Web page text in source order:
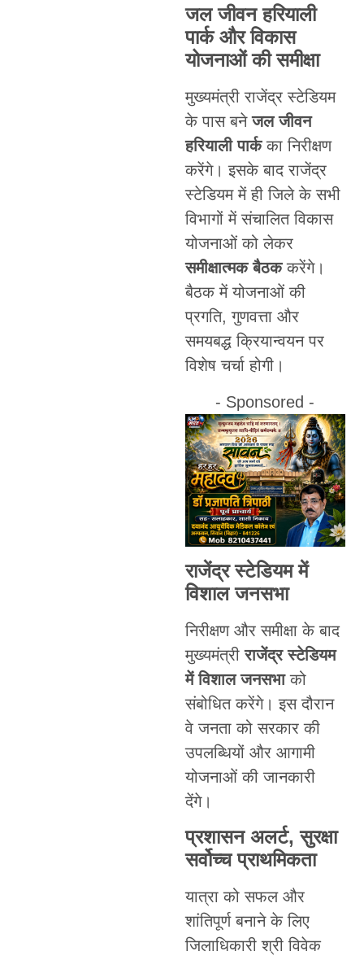
जल जीवन हरियाली
पार्क और विकास
योजनाओं की समीक्षा
मुख्यमंत्री राजेंद्र स्टेडियम
के पास बनेजल जीवन
हरियाली पार्कका निरीक्षण
करेंगे। इसके बाद राजेंद्र
स्टेडियम में ही जिले के सभी
विभागों में संचालित विकास
योजनाओं को लेकर
समीक्षात्मक बैठककरेंगे।
बैठक में योजनाओं की
प्रगति, गुणवत्ता और
समयबद्ध क्रियान्वयन पर
विशेष चर्चा होगी।
- Sponsored -
राजेंद्र स्टेडियम में
विशाल जनसभा
निरीक्षण और समीक्षा के बाद
मुख्यमंत्रीराजेंद्र स्टेडियम
में विशाल जनसभाको
संबोधित करेंगे। इस दौरान
वे जनता को सरकार की
उपलब्धियों और आगामी
योजनाओं की जानकारी
देंगे।
प्रशासन अलर्ट, सुरक्षा
सर्वोच्च प्राथमिकता
यात्रा को सफल और
शांतिपूर्ण बनाने के लिए
जिलाधिकारी श्री विवेक